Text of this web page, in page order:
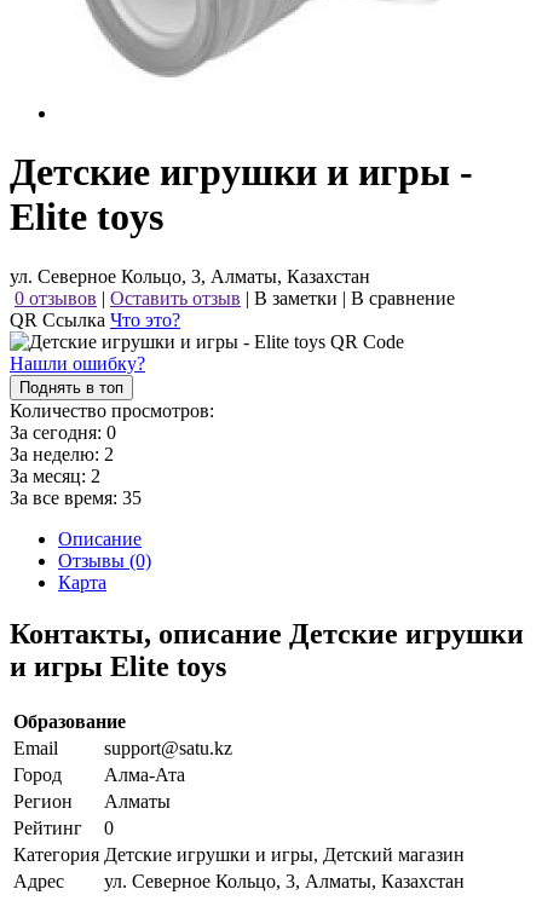
Детские игрушки и игры -
Elite toys
ул. Северное Кольцо, 3, Алматы, Казахстан
0 отзывов | Оставить отзыв | В заметки | В сравнение
QR Ссылка Что это?
Нашли ошибку?
Поднять в топ
Количество просмотров:
За сегодня: 0
За неделю: 2
За месяц: 2
За все время: 35
Описание
Отзывы (0)
Карта
Контакты, описание Детские игрушки
и игры Elite toys
Образование
Email
support@satu.kz
Город
Алма-Ата
Регион
Алматы
Рейтинг
0
Категория Детские игрушки и игры, Детский магазин
Адрес
ул. Северное Кольцо, 3, Алматы, Казахстан